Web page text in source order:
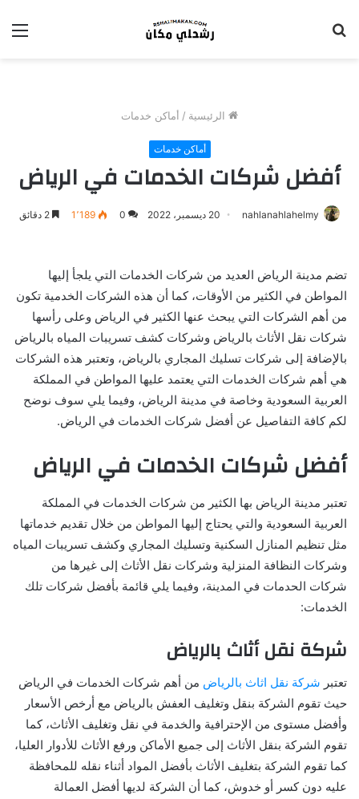
الرئيسية / أماكن خدمات
أماكن خدمات
أفضل شركات الخدمات في الرياض
nahlanahlahelmy 20 ديسمبر، 2022 0 1٬189
تضم مدينة الرياض العديد من شركات الخدمات التي يلجأ إليها
المواطن في الكثير من الأوقات، كما أن هذه الشركات الخدمية تكون
من أهم الشركات التي يبحث عنها الكثير في الرياض وعلى رأسها
شركات نقل الأثاث بالرياض وشركات كشف تسريبات المياه بالرياض
بالإضافة إلى شركات تسليك المجاري بالرياض، وتعتبر هذه الشركات
هي أهم شركات الخدمات التي يعتمد عليها المواطن في المملكة
العربية السعودية وخاصة في مدينة الرياض، وفيما يلي سوف نوضح
لكم كافة التفاصيل عن أفضل شركات الخدمات في الرياض.
أفضل شركات الخدمات في الرياض
تعتبر مدينة الرياض بها الكثير من شركات الخدمات في المملكة
العربية السعودية والتي يحتاج إليها المواطن من خلال تقديم خدماتها
مثل تنظيم المنازل السكنية وتسليك المجاري وكشف تسريبات المياه
وشركات النظافة المنزلية وشركات نقل الأثاث إلى غيرها من
شركات الحدمات في المدينة، وفيما يلي قائمة بأفضل شركات تلك
الخدمات:
شركة نقل أثاث بالرياض
تعتبر شركة نقل اثاث بالرياض من أهم شركات الخدمات في الرياض
حيث تقوم الشركة بنقل وتغليف العفش بالرياض مع أرخص الأسعار
وأفضل مستوى من الإحترافية والخدمة في نقل وتغليف الأثاث، كما
تقوم الشركة بنقل الأثاث إلى جميع الأماكن ورفع الأثاث للأدوار العليا،
كما تقوم الشركة بتغليف الأثاث بأفضل المواد أثناء نقله للمحافظة
عليه دون كسر أو خدوش، كما أن الشركة لديها أفضل العمالة